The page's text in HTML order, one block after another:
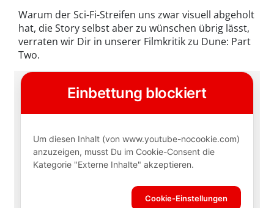
Warum der Sci-Fi-Streifen uns zwar visuell abgeholt
hat, die Story selbst aber zu wünschen übrig lässt,
verraten wir Dir in unserer Filmkritik zu Dune: Part
Two.